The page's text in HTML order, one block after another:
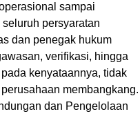
sampai
persyaratan
dan penegak hukum
verifikasi, hingga
kenyataannya, tidak
membangkang.
dan Pengelolaan